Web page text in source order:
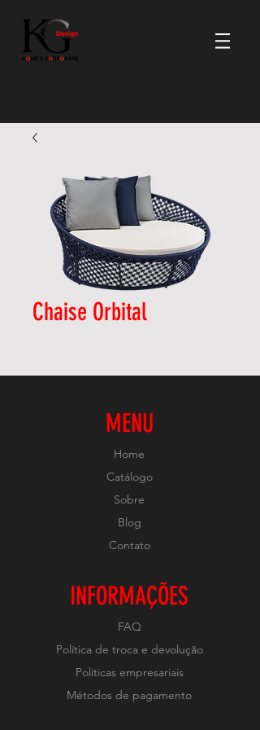
Chaise Orbital
MENU
Home
Catálogo
Sobre
Blog
Contato
INFORMAÇÕES
FAQ
Política de troca e devolução
Políticas empresariais
Métodos de pagamento